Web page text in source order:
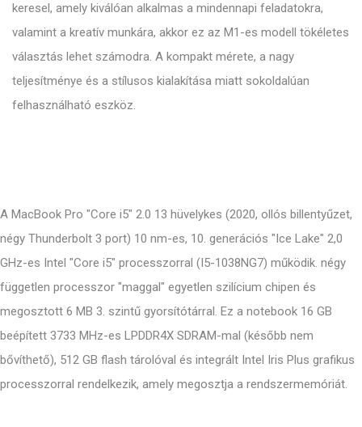
keresel, amely kiválóan alkalmas a mindennapi feladatokra,
valamint a kreatív munkára, akkor ez az M1-es modell tökéletes
választás lehet számodra. A kompakt mérete, a nagy
teljesítménye és a stílusos kialakítása miatt sokoldalúan
felhasználható eszköz.
A MacBook Pro "Core i5" 2.0 13 hüvelykes (2020, ollós billentyűzet,
négy Thunderbolt 3 port) 10 nm-es, 10. generációs "Ice Lake" 2,0
GHz-es Intel "Core i5" processzorral (I5-1038NG7) működik. négy
független processzor "maggal" egyetlen szilícium chipen és
megosztott 6 MB 3. szintű gyorsítótárral. Ez a notebook 16 GB
beépített 3733 MHz-es LPDDR4X SDRAM-mal (később nem
bővíthető), 512 GB flash tárolóval és integrált Intel Iris Plus grafikus
processzorral rendelkezik, amely megosztja a rendszermemóriát.